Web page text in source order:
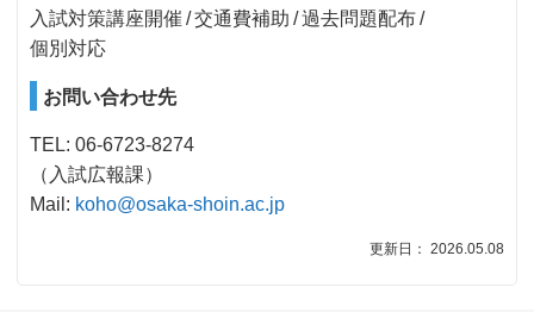
入試対策講座開催
交通費補助
過去問題配布
個別対応
お問い合わせ先
TEL: 06-6723-8274
（入試広報課）
Mail: koho@osaka-shoin.ac.jp
更新日： 2026.05.08